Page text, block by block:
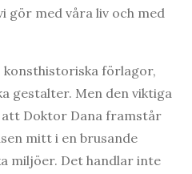
gör med våra liv och med
förlagor,
gestalter. Men den viktiga
att Doktor Dana framstår
mitt i en brusande
miljöer. Det handlar inte